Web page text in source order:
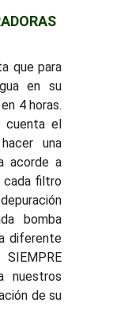
que para
en su
4 horas.
cuenta el
una
acorde a
cada filtro
bomba
diferente
nuestros
de su